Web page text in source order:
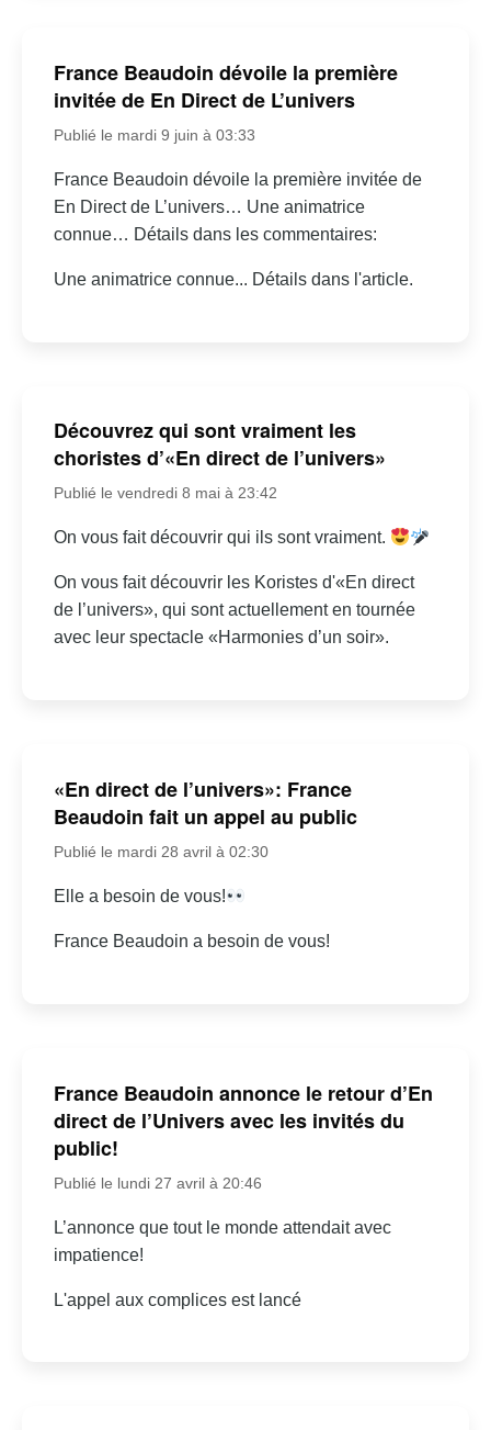
France Beaudoin dévoile la première
invitée de En Direct de L’univers
Publié le mardi 9 juin à 03:33
France Beaudoin dévoile la première invitée de
En Direct de L’univers… Une animatrice
connue… Détails dans les commentaires:
Une animatrice connue... Détails dans l'article.
Découvrez qui sont vraiment les
choristes d’«En direct de l’univers»
Publié le vendredi 8 mai à 23:42
On vous fait découvrir qui ils sont vraiment.
On vous fait découvrir les Koristes d'«En direct
de l’univers», qui sont actuellement en tournée
avec leur spectacle «Harmonies d’un soir».
«En direct de l’univers»: France
Beaudoin fait un appel au public
Publié le mardi 28 avril à 02:30
Elle a besoin de vous!
France Beaudoin a besoin de vous!
France Beaudoin annonce le retour d’En
direct de l’Univers avec les invités du
public!
Publié le lundi 27 avril à 20:46
L’annonce que tout le monde attendait avec
impatience!
L'appel aux complices est lancé